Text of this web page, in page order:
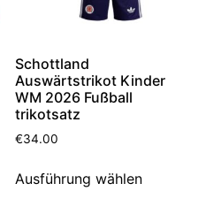
Schottland
Auswärtstrikot Kinder
WM 2026 Fußball
trikotsatz
€34.00
Ausführung wählen